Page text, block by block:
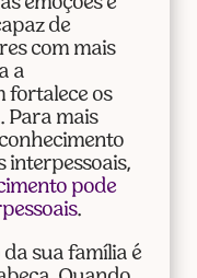
de
com mais
a
fortalece os
Para mais
interpessoais,
pode
.
sua família é